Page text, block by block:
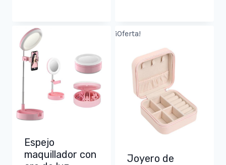
Espejo
maquillador con
¡Oferta!
Joyero de